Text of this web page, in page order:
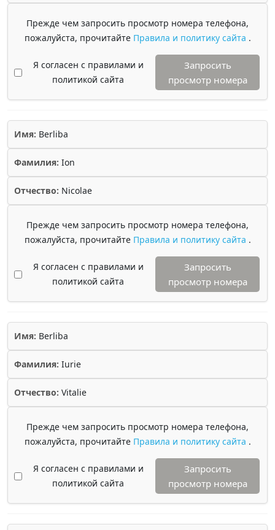
Прежде чем запросить просмотр номера телефона,
пожалуйста, прочитайте Правила и политику сайта .
Я согласен с правилами и
политикой сайта
Запросить
просмотр номера
Имя: Berliba
Фамилия: Ion
Отчество: Nicolae
Прежде чем запросить просмотр номера телефона,
пожалуйста, прочитайте Правила и политику сайта .
Я согласен с правилами и
политикой сайта
Запросить
просмотр номера
Имя: Berliba
Фамилия: Iurie
Отчество: Vitalie
Прежде чем запросить просмотр номера телефона,
пожалуйста, прочитайте Правила и политику сайта .
Я согласен с правилами и
политикой сайта
Запросить
просмотр номера